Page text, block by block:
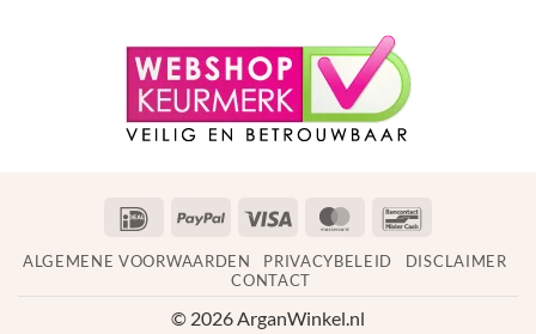
IDeal PayPal Visa MasterCard
ALGEMENE VOORWAARDEN PRIVACYBELEID
DISCLAIMER
CONTACT
© 2026 ArganWinkel.nl